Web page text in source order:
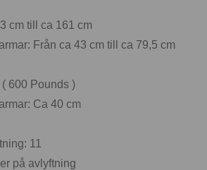
cm till ca 161 cm
Från ca 43 cm till ca 79,5 cm
600 Pounds )
Ca 40 cm
11
på avlyftning